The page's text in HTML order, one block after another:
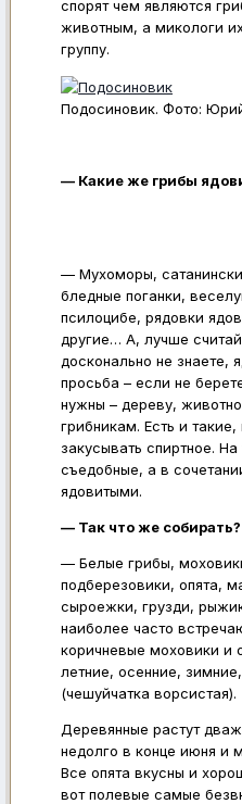
спорят чем являются
животным, а микологи
группу.
Подосиновик. Фото:
— Какие же грибы
— Мухоморы,
бледные поганки,
псилоцибе, рядовки
другие… А, лучше
досконально не знаете,
просьба – если не
нужны – дереву,
грибникам. Есть и
закусывать спиртное.
съедобные, а в
ядовитыми.
— Так что же собирать?
— Белые грибы,
подберезовики, опята,
сыроежки, грузди,
наиболее часто
коричневые моховики и
летние, осенние,
(чешуйчатка ворсистая).
Деревянные растут
недолго в конце июня и
Все опята вкусны и
вот полевые самые